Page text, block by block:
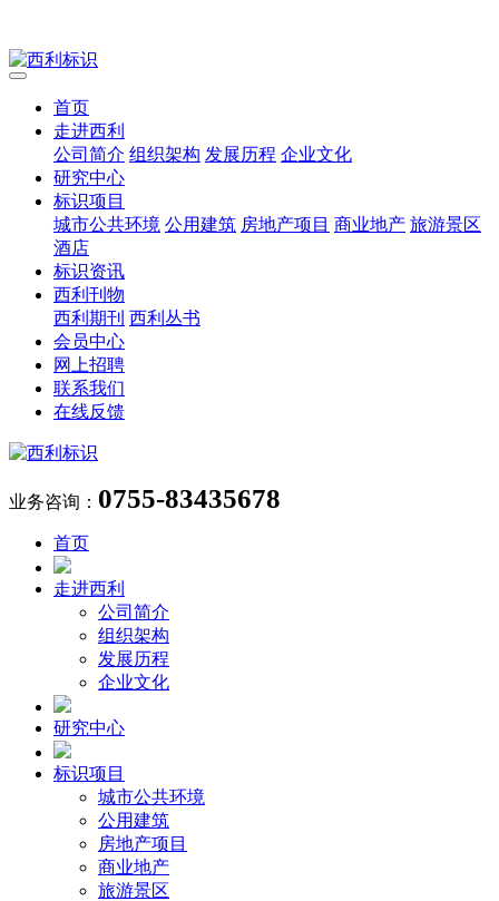
首页
走进西利
公司简介 组织架构 发展历程 企业文化
研究中心
标识项目
城市公共环境 公用建筑 房地产项目 商业地产 旅游景区
酒店
标识资讯
西利刊物
西利期刊 西利丛书
会员中心
网上招聘
联系我们
在线反馈
业务咨询： 0755-83435678
首页
走进西利
公司简介
组织架构
发展历程
企业文化
研究中心
标识项目
城市公共环境
公用建筑
房地产项目
商业地产
旅游景区